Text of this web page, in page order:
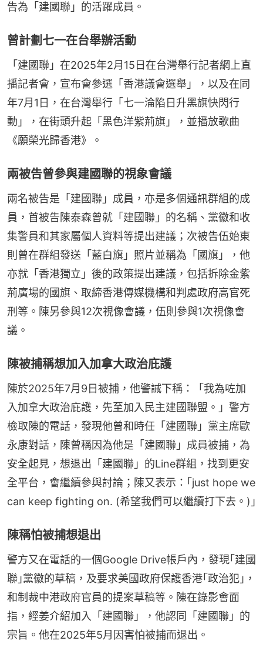
告為「建國聯」的活躍成員。
曾計劃七一在台舉辦活動
「建國聯」在2025年2月15日在台灣舉行記者網上直
播記者會，宣布會參選「香港議會選舉」，以及在同
年7月1日，在台灣舉行「七一淪陷日升黑旗快閃行
動」，在街頭升起「黑色洋紫荊旗」，並播放歌曲
《願榮光歸香港》。
兩被告曾參與建國聯的視象會議
兩名被告是「建國聯」成員，亦是多個通訊群組的成
員，首被告陳泰森曾就「建國聯」的名稱、黨徽和收
集警員和其家屬個人資料等提出建議；次被告伍始東
則曾在群組發送「藍白旗」照片並稱為「國旗」，他
亦就「香港獨立」後的政策提出建議，包括拆除金紫
荊廣場的國旗、取締香港傳媒機構和判處政府高官死
刑等。陳另參與12次視像會議，伍則參與1次視像會
議。
陳被捕稱想加入加拿大政治庇護
陳於2025年7月9日被捕，他警誡下稱：「我為咗加
入加拿大政治庇護，先至加入民主建國聯盟。」警方
檢取陳的電話，發現他曾和時任「建國聯」黨主席歐
永康對話，陳曾稱因為他是「建國聯」成員被捕，為
安全起見，想退出「建國聯」的Line群組，找到更安
全平台，會繼續參與討論；陳又表示：｢just hope we
can keep fighting on. (希望我們可以繼續打下去。)｣
陳稱怕被捕想退出
警方又在電話的⼀個Google Drive帳戶內，發現｢建國
聯｣黨徽的草稿，及要求美國政府保護香港｢政治犯｣，
和制裁中港政府官員的提案草稿等。陳在錄影會面
指，經姜介紹加入「建國聯」，他認同「建國聯」的
宗旨。他在2025年5月因害怕被捕而退出。